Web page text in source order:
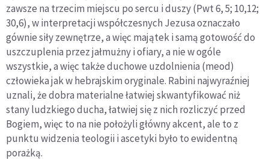
zawsze na trzecim miejscu po sercu i duszy (Pwt 6, 5; 10,12;
30,6), w interpretacji współczesnych Jezusa oznaczało
gównie siły zewnętrze, a więc majątek i samą gotowość do
uszczuplenia przez jałmużny i ofiary, a nie w ogóle
wszystkie, a więc także duchowe uzdolnienia (meod)
człowieka jak w hebrajskim oryginale. Rabini najwyraźniej
uznali, że dobra materialne łatwiej skwantyfikować niż
stany ludzkiego ducha, łatwiej się z nich rozliczyć przed
Bogiem, więc to na nie położyli główny akcent, ale to z
punktu widzenia teologii i ascetyki było to ewidentną
porażką.